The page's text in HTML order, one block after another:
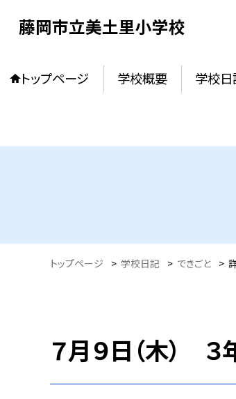
藤岡市立美土里小学校
トップページ 学校概要 学校日
トップページ > 学校日記 > できごと >
７月９日（木） ３